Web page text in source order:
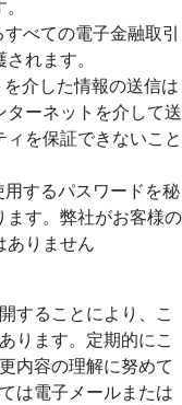
べての電子金融取引
れます。
介した情報の送信は
ーネットを介して送
を保証できないこと
するパスワードを秘
ます。弊社がお客様の
ありません
することにより、こ
ります。定期的にこ
内容の理解に努めて
は電子メールまたは